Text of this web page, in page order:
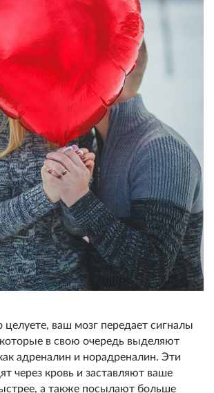
целуете, ваш мозг передает сигналы
в свою очередь выделяют
адреналин и норадреналин. Эти
через кровь и заставляют ваше
а также посылают больше